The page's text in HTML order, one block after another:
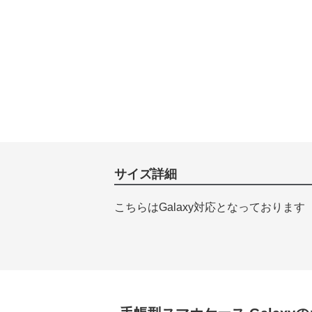
サイズ詳細
こちらはGalaxy対応となっております